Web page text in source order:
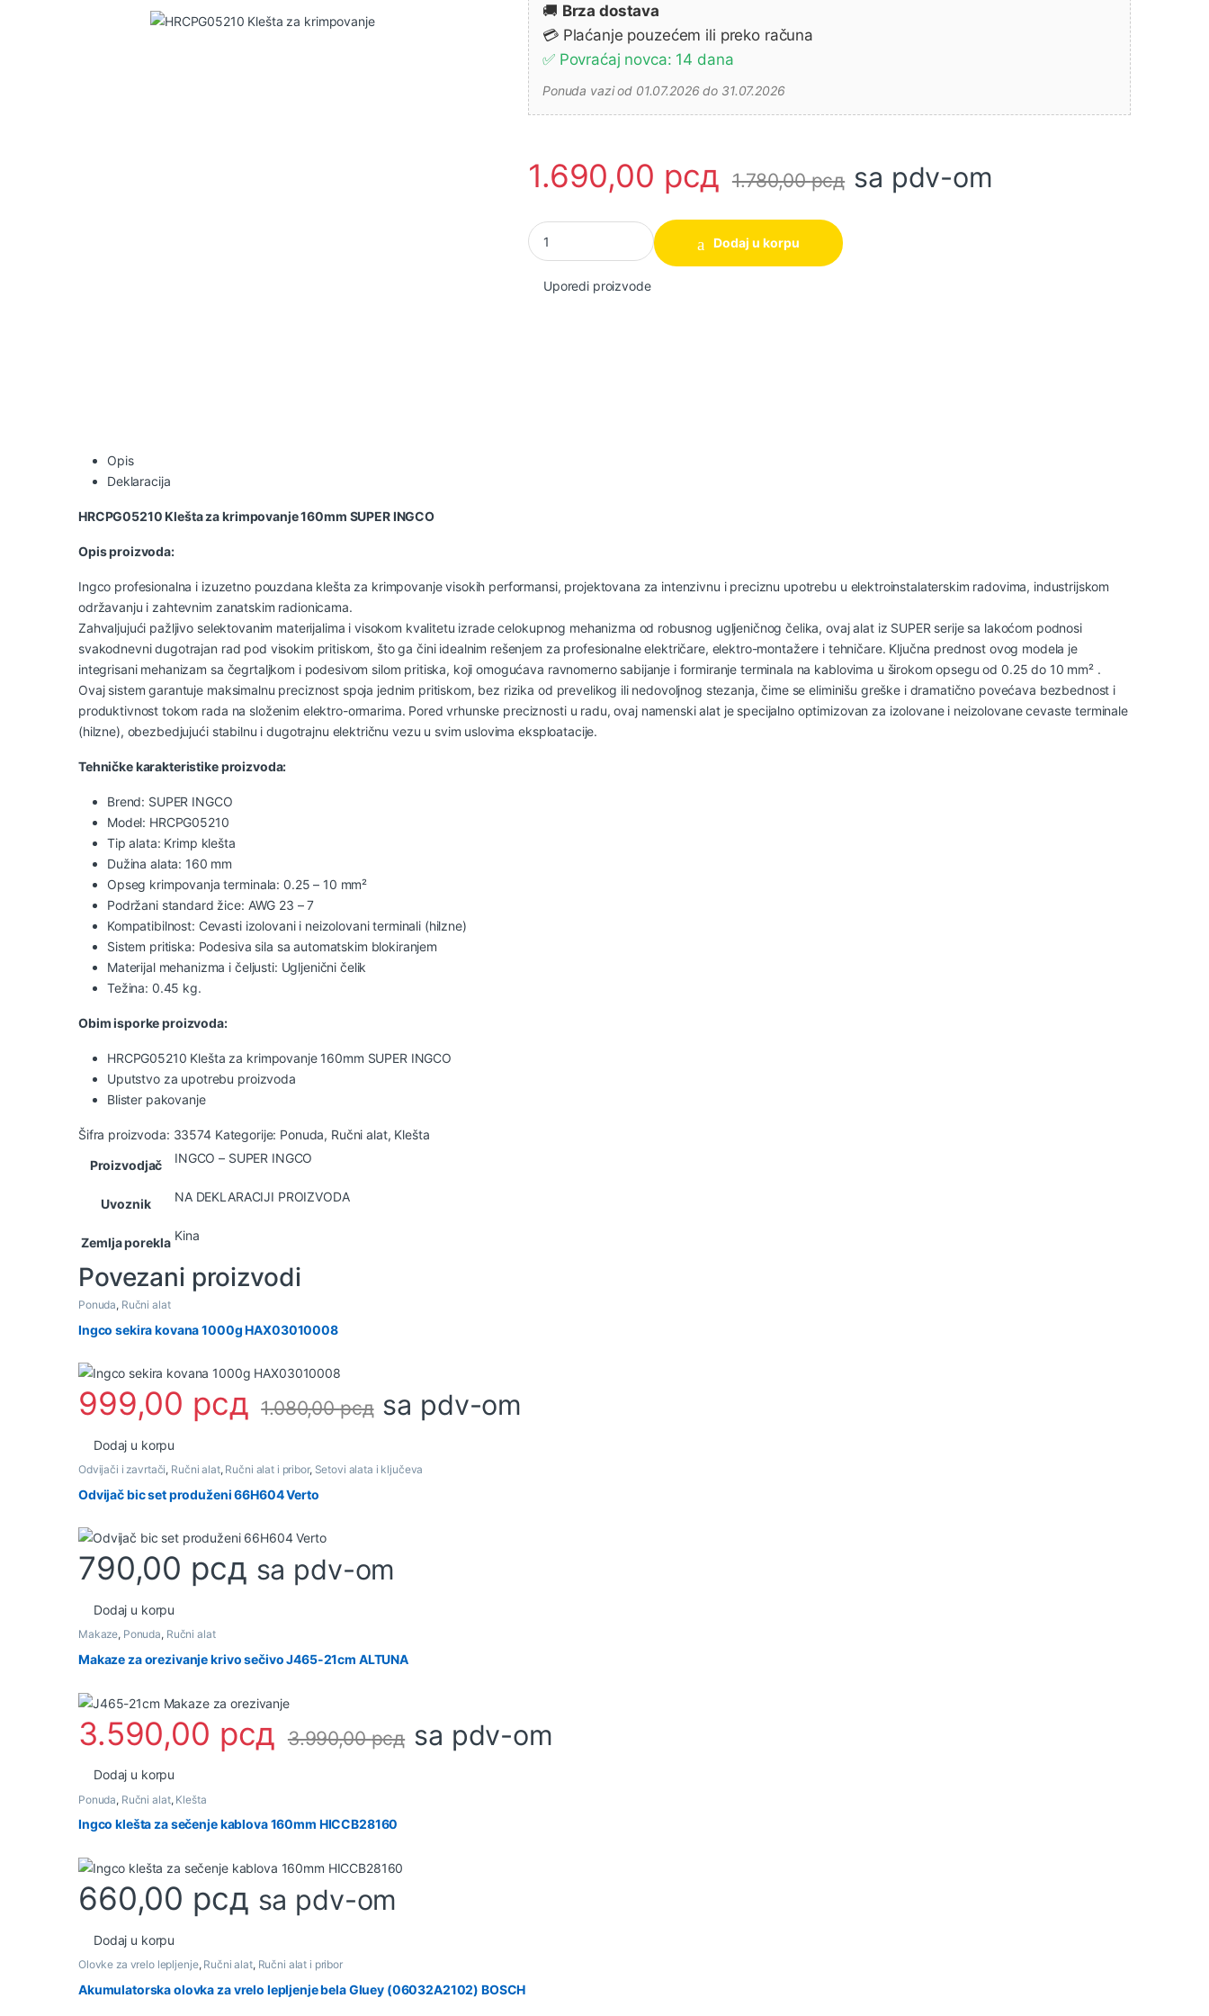
🚚 Brza dostava
💳 Plaćanje pouzećem ili preko računa
✅ Povraćaj novca: 14 dana
Ponuda vazi od 01.07.2026 do 31.07.2026
1.690,00 рсд 1.780,00рсд sa pdv-om
Klešta za krimpovanje HRCPG05210 160mm SUPER INGCO količina
Dodaj u korpu
Uporedi proizvode
Opis
Deklaracija
HRCPG05210 Klešta za krimpovanje 160mm SUPER INGCO
Opis proizvoda:
Ingco profesionalna i izuzetno pouzdana klešta za krimpovanje visokih performansi, projektovana za intenzivnu i preciznu upotrebu u elektroinstalaterskim radovima, industrijskom
održavanju i zahtevnim zanatskim radionicama.
Zahvaljujući pažljivo selektovanim materijalima i visokom kvalitetu izrade celokupnog mehanizma od robusnog ugljeničnog čelika, ovaj alat iz SUPER serije sa lakoćom podnosi
svakodnevni dugotrajan rad pod visokim pritiskom, što ga čini idealnim rešenjem za profesionalne električare, elektro-montažere i tehničare. Ključna prednost ovog modela je
integrisani mehanizam sa čegrtaljkom i podesivom silom pritiska, koji omogućava ravnomerno sabijanje i formiranje terminala na kablovima u širokom opsegu od 0.25 do 10 mm² .
Ovaj sistem garantuje maksimalnu preciznost spoja jednim pritiskom, bez rizika od prevelikog ili nedovoljnog stezanja, čime se eliminišu greške i dramatično povećava bezbednost i
produktivnost tokom rada na složenim elektro-ormarima. Pored vrhunske preciznosti u radu, ovaj namenski alat je specijalno optimizovan za izolovane i neizolovane cevaste terminale
(hilzne), obezbedjujući stabilnu i dugotrajnu električnu vezu u svim uslovima eksploatacije.
Tehničke karakteristike proizvoda:
Brend: SUPER INGCO
Model: HRCPG05210
Tip alata: Krimp klešta
Dužina alata: 160 mm
Opseg krimpovanja terminala: 0.25 – 10 mm²
Podržani standard žice: AWG 23 – 7
Kompatibilnost: Cevasti izolovani i neizolovani terminali (hilzne)
Sistem pritiska: Podesiva sila sa automatskim blokiranjem
Materijal mehanizma i čeljusti: Ugljenični čelik
Težina: 0.45 kg.
Obim isporke proizvoda:
HRCPG05210 Klešta za krimpovanje 160mm SUPER INGCO
Uputstvo za upotrebu proizvoda
Blister pakovanje
Šifra proizvoda: 33574 Kategorije: Ponuda, Ručni alat, Klešta
Proizvodjač
INGCO – SUPER INGCO
Uvoznik NA DEKLARACIJI PROIZVODA
Zemlja porekla Kina
Povezani proizvodi
Ponuda, Ručni alat
Ingco sekira kovana 1000g HAX03010008
999,00 рсд 1.080,00рсд sa pdv-om
Dodaj u korpu
Odvijači i zavrtači, Ručni alat, Ručni alat i pribor, Setovi alata i ključeva
Odvijač bic set produženi 66H604 Verto
790,00 рсд sa pdv-om
Dodaj u korpu
Makaze, Ponuda, Ručni alat
Makaze za orezivanje krivo sečivo J465-21cm ALTUNA
3.590,00 рсд 3.990,00рсд sa pdv-om
Dodaj u korpu
Ponuda, Ručni alat, Klešta
Ingco klešta za sečenje kablova 160mm HICCB28160
660,00 рсд sa pdv-om
Dodaj u korpu
Olovke za vrelo lepljenje, Ručni alat, Ručni alat i pribor
Akumulatorska olovka za vrelo lepljenje bela Gluey (06032A2102) BOSCH